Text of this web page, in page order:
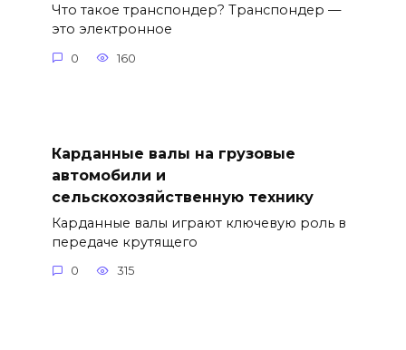
Что такое транспондер? Транспондер —
это электронное
0 160
Карданные валы на грузовые
автомобили и
сельскохозяйственную технику
Карданные валы играют ключевую роль в
передаче крутящего
0 315